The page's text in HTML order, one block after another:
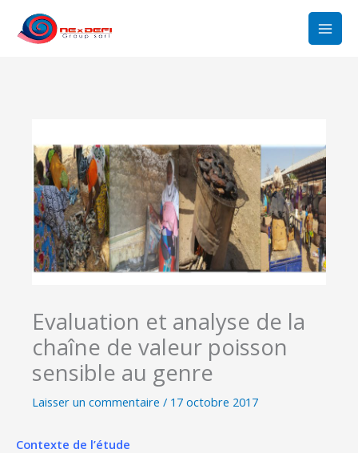
Evaluation et analyse de la
chaîne de valeur poisson
sensible au genre
Laisser un commentaire / 17 octobre 2017
Contexte de l’étude